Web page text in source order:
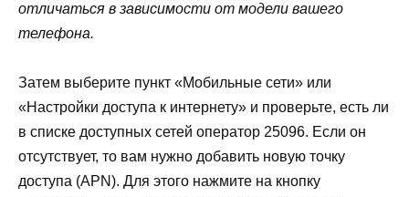
отличаться в зависимости от модели вашего
телефона.
Затем выберите пункт «Мобильные сети» или
«Настройки доступа к интернету» и проверьте, есть ли
в списке доступных сетей оператор 25096. Если он
отсутствует, то вам нужно добавить новую точку
доступа (APN). Для этого нажмите на кнопку